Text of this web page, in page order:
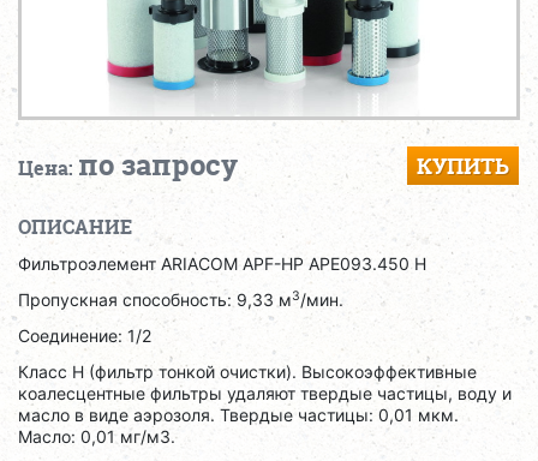
Цена: по запросу КУПИТЬ
ОПИСАНИЕ
Фильтроэлемент ARIACOM APF-HP APE093.450 H
Пропускная способность: 9,33 м3/мин.
Соединение: 1/2
Класс H (фильтр тонкой очистки). Высокоэффективные
коалесцентные фильтры удаляют твердые частицы, воду и
масло в виде аэрозоля. Твердые частицы: 0,01 мкм.
Масло: 0,01 мг/м3.